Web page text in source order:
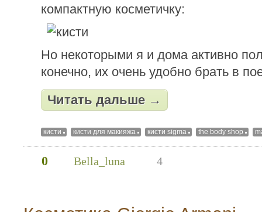
компактную косметичку:
Но некоторыми я и дома активно
конечно, их очень удобно брать в
Читать дальше →
кисти кисти для макияжа кисти sigma the body shop
0 Bella_luna 4